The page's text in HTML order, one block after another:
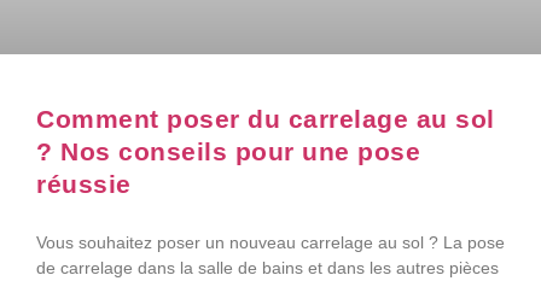
Comment poser du carrelage au sol
? Nos conseils pour une pose
réussie
Vous souhaitez poser un nouveau carrelage au sol ? La pose
de carrelage dans la salle de bains et dans les autres pièces